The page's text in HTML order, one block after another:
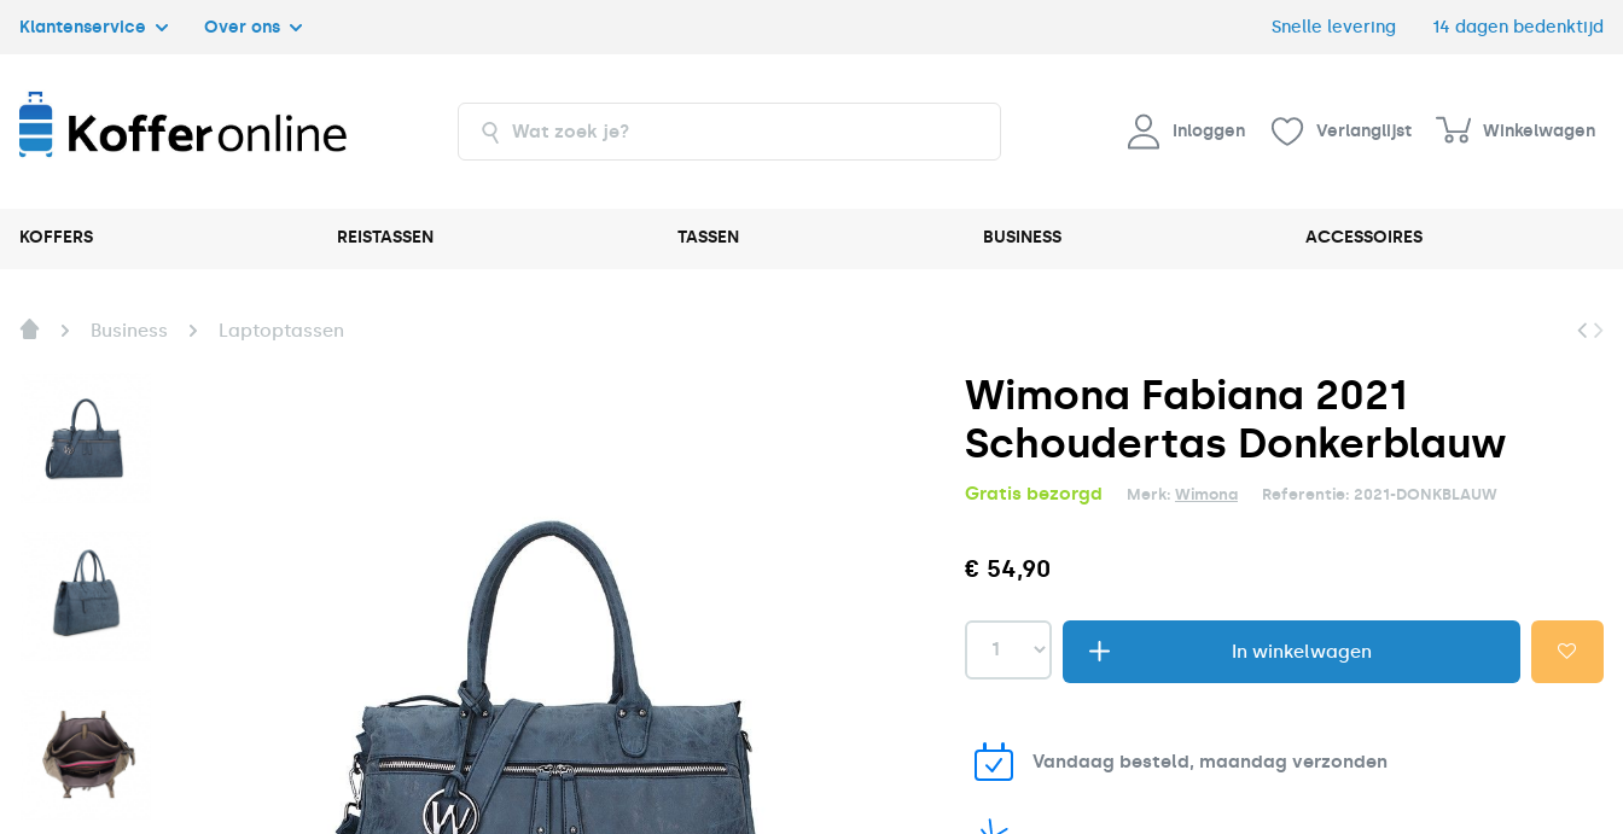
Klantenservice Over ons Snelle levering 14 dagen bedenktijd
Inloggen Verlanglijst Winkelwagen
KOFFERS REISTASSEN TASSEN BUSINESS ACCESSOIRES
Business Laptoptassen
Wimona Fabiana 2021
Schoudertas Donkerblauw
Gratis bezorgd Merk: Wimona Referentie: 2021-DONKBLAUW
€ 54,90
In winkelwagen
Vandaag besteld, maandag verzonden